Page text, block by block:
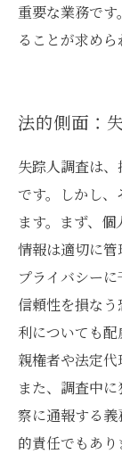
重要な業務で
ることが求めら
法的側面：
失踪人調査は
です。しかし
ます。まず、
情報は適切に
プライバシー
信頼性を損な
利についても配
親権者や法定代
また、調査中
察に通報する
的責任でもあ